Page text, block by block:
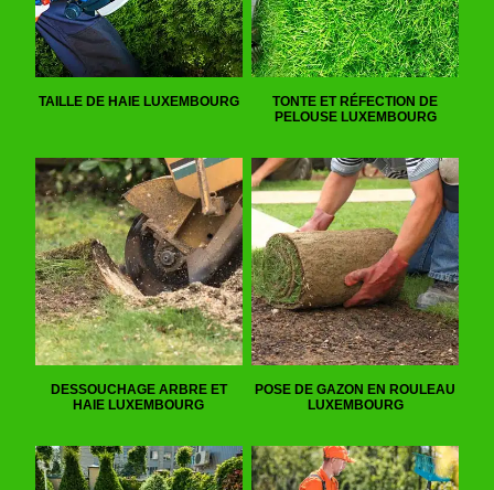
TAILLE DE HAIE LUXEMBOURG
TONTE ET RÉFECTION DE
PELOUSE LUXEMBOURG
DESSOUCHAGE ARBRE ET
HAIE LUXEMBOURG
POSE DE GAZON EN ROULEAU
LUXEMBOURG